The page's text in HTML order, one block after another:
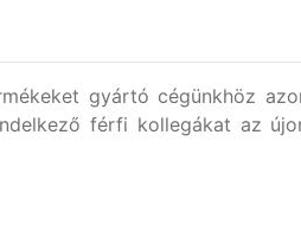
gyártó cégünkhöz
férfi kollegákat az